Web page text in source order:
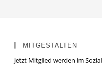
MITGESTALTEN
Jetzt Mitglied werden im